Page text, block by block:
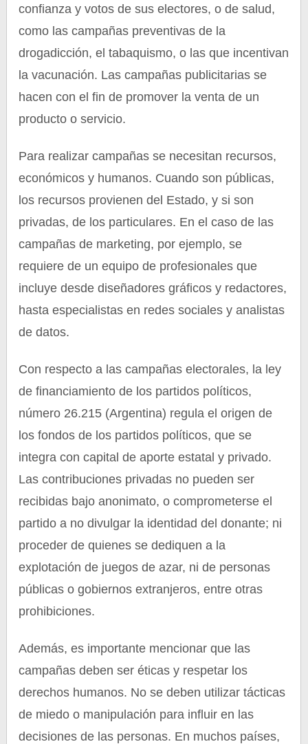
confianza y votos de sus electores, o de salud,
como las campañas preventivas de la
drogadicción, el tabaquismo, o las que incentivan
la vacunación. Las campañas publicitarias se
hacen con el fin de promover la venta de un
producto o servicio.
Para realizar campañas se necesitan recursos,
económicos y humanos. Cuando son públicas,
los recursos provienen del Estado, y si son
privadas, de los particulares. En el caso de las
campañas de marketing, por ejemplo, se
requiere de un equipo de profesionales que
incluye desde diseñadores gráficos y redactores,
hasta especialistas en redes sociales y analistas
de datos.
Con respecto a las campañas electorales, la ley
de financiamiento de los partidos políticos,
número 26.215 (Argentina) regula el origen de
los fondos de los partidos políticos, que se
integra con capital de aporte estatal y privado.
Las contribuciones privadas no pueden ser
recibidas bajo anonimato, o comprometerse el
partido a no divulgar la identidad del donante; ni
proceder de quienes se dediquen a la
explotación de juegos de azar, ni de personas
públicas o gobiernos extranjeros, entre otras
prohibiciones.
Además, es importante mencionar que las
campañas deben ser éticas y respetar los
derechos humanos. No se deben utilizar tácticas
de miedo o manipulación para influir en las
decisiones de las personas. En muchos países,